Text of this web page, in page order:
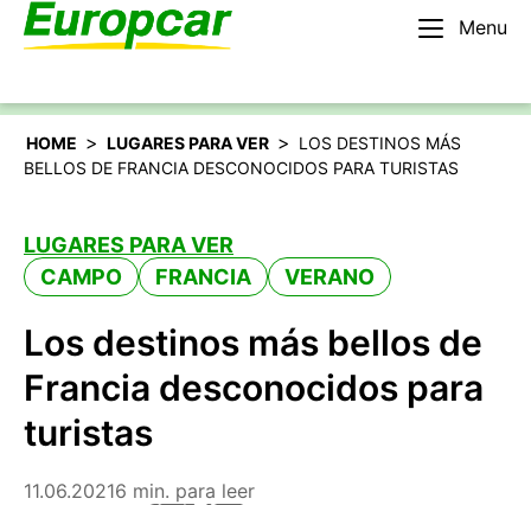
Menu
Español
HOME > LUGARES PARA VER > LOS DESTINOS MÁS
BELLOS DE FRANCIA DESCONOCIDOS PARA TURISTAS
LUGARES PARA VER
CAMPO
FRANCIA VERANO
Los destinos más bellos de
Francia desconocidos para
turistas
11.06.20216 min. para leer